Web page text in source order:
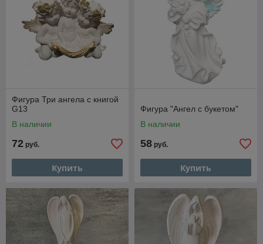
Фигура Три ангела с книгой
G13
В наличии
72 руб.
Купить
Фигура "Ангел с букетом"
В наличии
58 руб.
Купить